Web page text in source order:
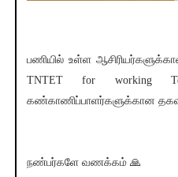
பணியில் உள்ள
TNTET for working
கண்காணிப்பாளர்களுக்கான
நண்பர்களே வணக்கம் 🙏